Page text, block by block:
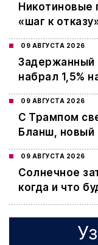
Никотиновые
«шаг к
09 АВГУСТА 2026
Задержанный
набрал 1,5%
09 АВГУСТА 2026
С Трампом
Бланш,
09 АВГУСТА 2026
Cолнечное
когда и что